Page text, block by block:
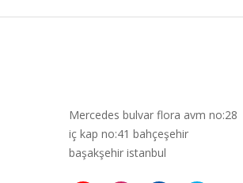
Mercedes bulvar flora avm no:28
iç kap no:41 bahçeşehir
başakşehir istanbul